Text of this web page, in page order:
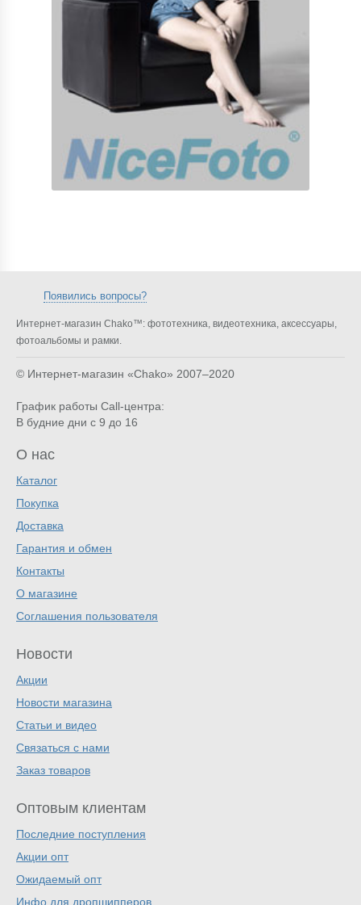
Появились вопросы?
Интернет-магазин Chako™: фототехника, видеотехника, аксессуары,
фотоальбомы и рамки.
© Интернет-магазин «Chako» 2007–2020
График работы Call-центра:
В будние дни с 9 до 16
О нас
Каталог
Покупка
Доставка
Гарантия и обмен
Контакты
О магазине
Соглашения пользователя
Новости
Акции
Новости магазина
Статьи и видео
Связаться с нами
Заказ товаров
Оптовым клиентам
Последние поступления
Акции опт
Ожидаемый опт
Инфо для дропшипперов